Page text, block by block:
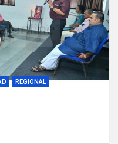
REGIONAL